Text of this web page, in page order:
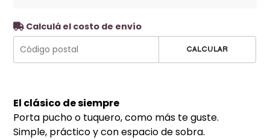
Calculá el costo de envío
CALCULAR
El clásico de siempre
Porta pucho o tuquero, como más te guste.
Simple, práctico y con espacio de sobra.